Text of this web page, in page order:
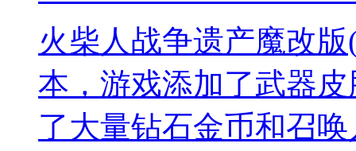
火柴人战争遗产魔改版
本，游戏添加了武器
了大量钻石金币和召